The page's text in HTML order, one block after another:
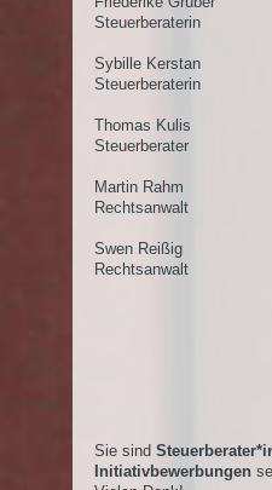
Steuerberaterin
Sybille Kerstan
Steuerberaterin
Thomas Kulis
Steuerberater
Martin Rahm
Rechtsanwalt
Swen Reißig
Rechtsanwalt
Sie sind
Initiativbewerbungen